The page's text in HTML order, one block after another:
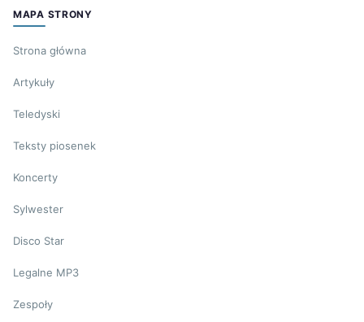
MAPA STRONY
Strona główna
Artykuły
Teledyski
Teksty piosenek
Koncerty
Sylwester
Disco Star
Legalne MP3
Zespoły